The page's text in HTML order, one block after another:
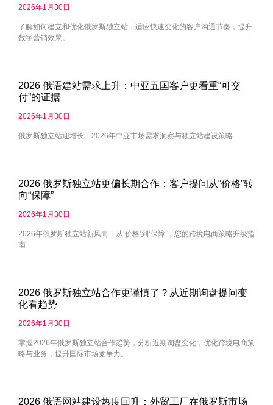
2026年1月30日
了解如何建立和优化俄罗斯独立站，适应快速变化的客户沟通节奏，提升
数字营销效果。
2026 俄语建站需求上升：中亚五国客户更看重“可交
付”的证据
2026年1月30日
俄罗斯独立站迎增长：2026年中亚市场需求洞察与独立站建设策略
2026 俄罗斯独立站更偏长期合作：客户提问从“价格”转
向“保障”
2026年1月30日
2026年俄罗斯独立站新风向：从‘价格’到‘保障’，您的跨境电商策略升级指
南
2026 俄罗斯独立站合作更谨慎了？从近期询盘提问变
化看趋势
2026年1月30日
掌握2026年俄罗斯独立站合作趋势，分析近期询盘变化，优化跨境电商策
略与业务，提升国际市场竞争力。
2026 俄语网站建设热度回升：外贸工厂在俄罗斯市场